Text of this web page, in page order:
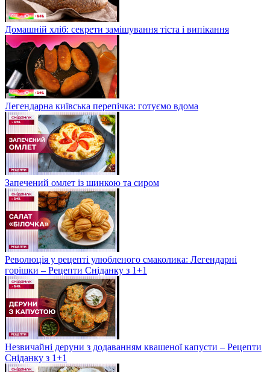
Домашній хліб: секрети замішування тіста і випікання
Легендарна київська перепічка: готуємо вдома
Запечений омлет із шинкою та сиром
Революція у рецепті улюбленого смаколика: Легендарні
горішки – Рецепти Сніданку з 1+1
Незвичайні деруни з додаванням квашеної капусти – Рецепти
Сніданку з 1+1